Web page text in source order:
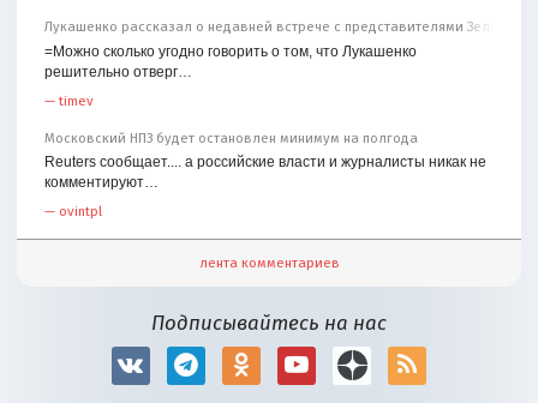
Лукашенко рассказал о недавней встрече с представителями
=Можно сколько угодно говорить о том, что Лукашенко
решительно отверг…
—timev
Московский НПЗ будет остановлен минимум на полгода
Reuters сообщает.... а российские власти и журналисты никак не
комментируют…
— ovintpl
лента комментариев
Подписывайтесь на нас